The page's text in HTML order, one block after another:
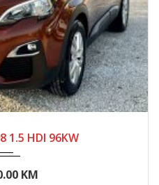
1.5 HDI 96KW
KM